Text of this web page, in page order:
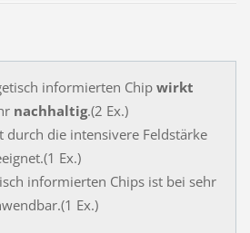
informierten Chipwirkt
nachhaltig.(2 Ex.)
durch die intensivere Feldstärke
Ex.)
informierten Chips ist bei sehr
Ex.)